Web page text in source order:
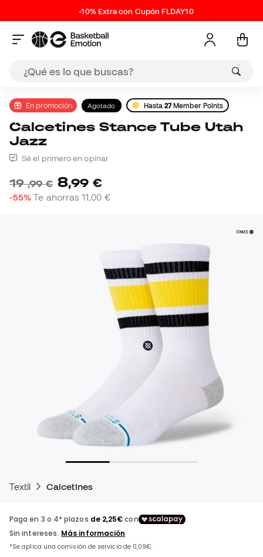
-10% Extra con Cupón FLDAY10
En promoción Agotado Hasta27 Member Points
Calcetines Stance Tube Utah
Jazz
Sé el primero en opinar
19,99 € 8,99 €
-55% Te ahorras11,00 €
Textil Calcetines